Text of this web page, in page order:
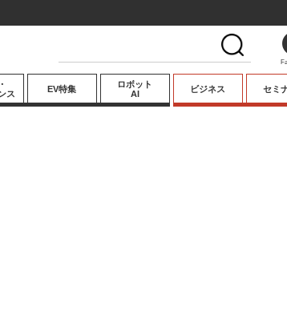
ス
EV特集
ロボット
AI
ビジネス セミ